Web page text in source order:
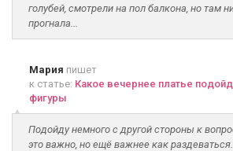
голубей, смотрели на пол балкона, но там
прогнала...
Мария пишет
к статье: Какое вечернее платье
фигуры
Подойду немного с другой стороны к
это важно, но ещё важнее как